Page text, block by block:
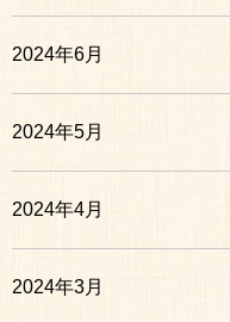
2024年6月
2024年5月
2024年4月
2024年3月